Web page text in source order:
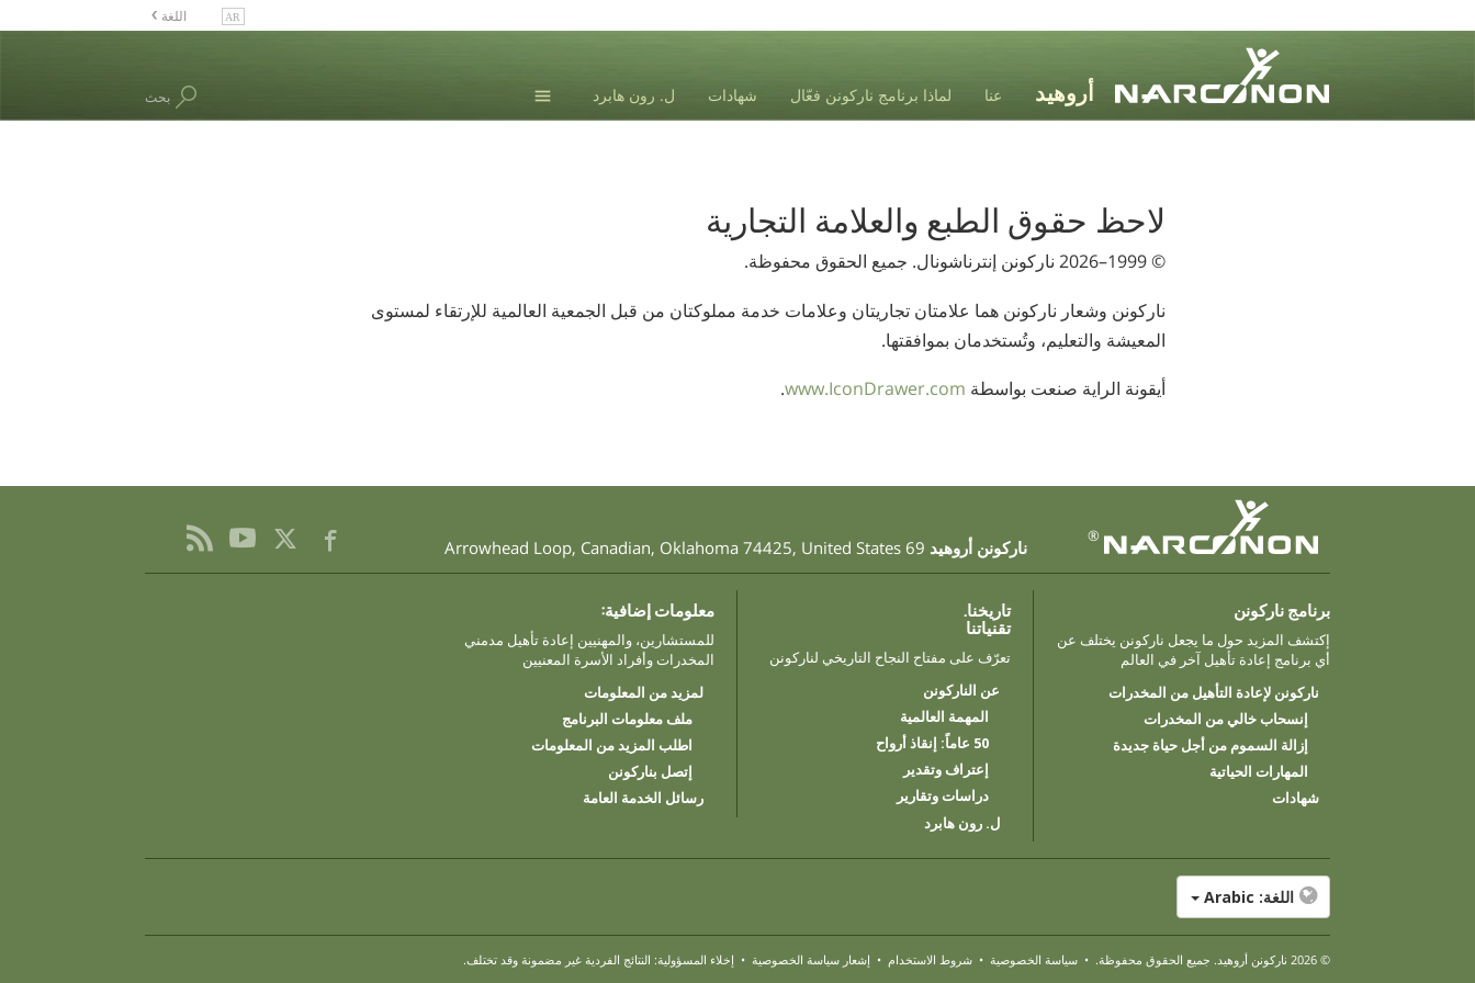
عنا لماذا برنامج ناركونن فعّال شهادات ل. رون هابرد بحث
اللغة
Deutsch
Svenska
Nepali
Arabic
لاحظ حقوق الطبع والعلامة التجارية
© 1999–2026 ناركونن إنترناشونال. جميع الحقوق محفوظة.
ناركونن وشعار ناركونن هما علامتان تجاريتان وعلامات خدمة مملوكتان من قبل الجمعية العالمية للإرتقاء لمستوى
المعيشة والتعليم، وتُستخدمان بموافقتها.
أيقونة الراية صنعت بواسطة www.IconDrawer.com
.
®
ناركونن أروهيد 69 Arrowhead Loop
, Canadian, Oklahoma 74425, United States
برنامج ناركونن
إكتشف المزيد حول ما يجعل ناركونن يختلف عن
أي برنامج إعادة تأهيل آخر في العالم
ناركونن لإعادة التأهيل من المخدرات
إنسحاب خالي من المخدرات
إزالة السموم من أجل حياة جديدة
المهارات الحياتية
شهادات
تاريخنا.
تقنياتنا
تعرّف على مفتاح النجاح التاريخي لناركونن
عن الناركونن
المهمة العالمية
50 عاماً: إنقاذ أرواح
إعتراف وتقدير
دراسات وتقارير
ل. رون هابرد
معلومات إضافية:
للمستشارين، والمهنيين إعادة تأهيل مدمني
المخدرات وأفراد الأسرة المعنيين
لمزيد من المعلومات
ملف معلومات البرنامج
اطلب المزيد من المعلومات
إتصل بناركونن
رسائل الخدمة العامة
اللغة:
© 2026 ناركونن أروهيد . جميع الحقوق محفوظة. • سياسة الخصوصية • شروط الاستخدام • إشعار سياسة الخصوصية • إخلاء المسؤولية: النتائج الفردية غير مضمونة وقد تختلف.